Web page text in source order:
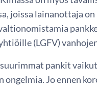
joissa lainanottaja
(LGFV)
pankit
ongelmia. Jo ennen